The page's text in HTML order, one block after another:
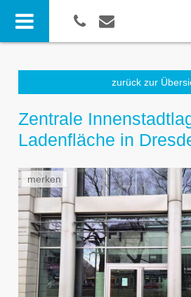
zurück zur
Zentrale
Ladenfläche in
merken